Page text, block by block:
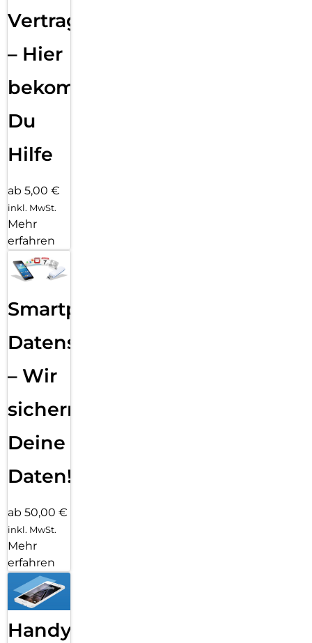
Vertragsabwicklung
– Hier
bekommst
Du
Hilfe
ab 5,00 €
inkl. MwSt.
Mehr
erfahren
Smartphone
Datensicherung
– Wir
sichern
Deine
Daten!
ab 50,00 €
inkl. MwSt.
Mehr
erfahren
Handy